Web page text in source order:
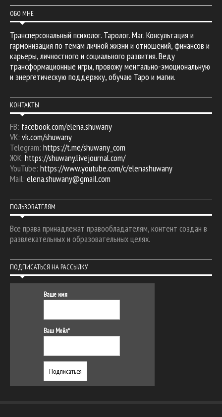
ОБО МНЕ
Трансперсональный психолог. Таролог. Маг. Консультация и
гармонизация по темам личной жизни и отношений, финансов и
карьеры, личностного и социального развития. Веду
трансформационные игры, провожу ментально-эмоциональную
и энергетическую поддержку, обучаю Таро и магии.
КОНТАКТЫ
FB: facebook.com/elena.shuwany
VK: vk.com/shuwany
Telegram: https://t.me/shuwany_com
ЖЖ: https://shuwany.livejournal.com/
YouTube: https://www.youtube.com/c/elenashuwany
Mail: elena.shuwany@gmail.com
ПОЛЬЗОВАТЕЛЯМ
Все права принадлежат правообладателям, контент создан в
развлекательных и образовательных целях.
ПОДПИСАТЬСЯ НА РАССЫЛКУ
Ваше имя
Ваш Мейл*